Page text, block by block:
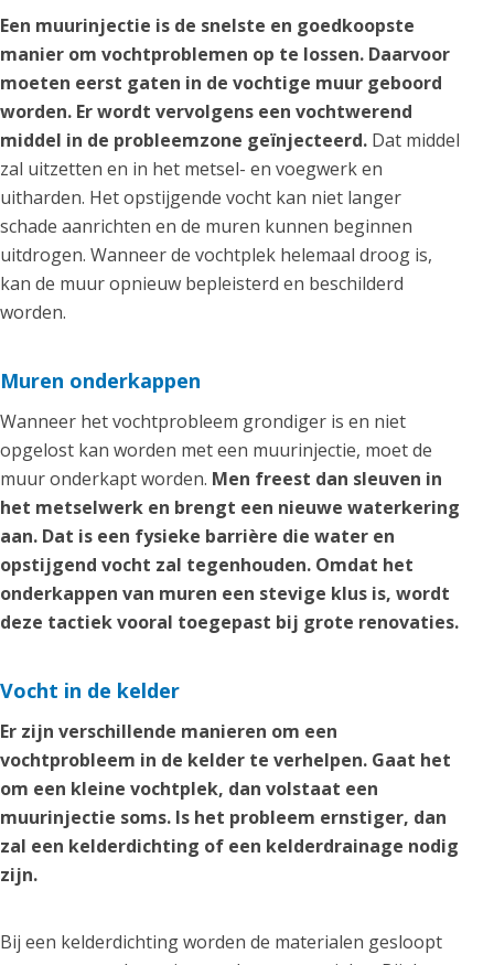
Een muurinjectie is de snelste en goedkoopste
manier om vochtproblemen op te lossen. Daarvoor
moeten eerst gaten in de vochtige muur geboord
worden. Er wordt vervolgens een vochtwerend
middel in de probleemzone geïnjecteerd. Dat middel
zal uitzetten en in het metsel- en voegwerk en
uitharden. Het opstijgende vocht kan niet langer
schade aanrichten en de muren kunnen beginnen
uitdrogen. Wanneer de vochtplek helemaal droog is,
kan de muur opnieuw bepleisterd en beschilderd
worden.
Muren onderkappen
Wanneer het vochtprobleem grondiger is en niet
opgelost kan worden met een muurinjectie, moet de
muur onderkapt worden. Men freest dan sleuven in
het metselwerk en brengt een nieuwe waterkering
aan. Dat is een fysieke barrière die water en
opstijgend vocht zal tegenhouden. Omdat het
onderkappen van muren een stevige klus is, wordt
deze tactiek vooral toegepast bij grote renovaties.
Vocht in de kelder
Er zijn verschillende manieren om een
vochtprobleem in de kelder te verhelpen. Gaat het
om een kleine vochtplek, dan volstaat een
muurinjectie soms. Is het probleem ernstiger, dan
zal een kelderdichting of een kelderdrainage nodig
zijn.
Bij een kelderdichting worden de materialen gesloopt